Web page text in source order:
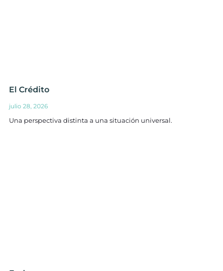
El Crédito
julio 28, 2026
Una perspectiva distinta a una situación universal.